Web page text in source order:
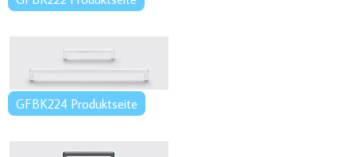
GFBK224 Produktseite